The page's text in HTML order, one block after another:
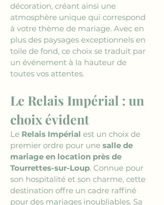
décoration, créant ainsi une
atmosphère unique qui correspond
à votre thème de mariage. Avec en
plus des paysages exceptionnels en
toile de fond, ce choix se traduit par
un événement à la hauteur de
toutes vos attentes.
Le Relais Impérial : un
choix évident
Le Relais Impérial est un choix de
premier ordre pour une salle de
mariage en location près de
Tourrettes-sur-Loup. Connue pour
son hospitalité et son charme, cette
destination offre un cadre raffiné
pour des mariages inoubliables. Sa